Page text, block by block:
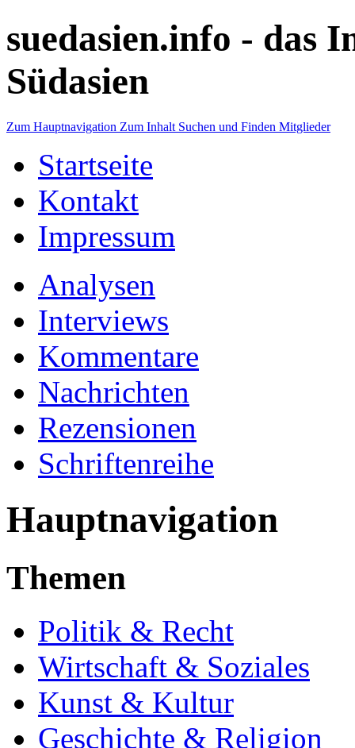
suedasien.info - das
Südasien
Zum Hauptnavigation Zum Inhalt Suchen und Finden Mitglieder
Startseite
Kontakt
Impressum
Analysen
Interviews
Kommentare
Nachrichten
Rezensionen
Schriftenreihe
Hauptnavigation
Themen
Politik & Recht
Wirtschaft & Soziales
Kunst & Kultur
Geschichte & Religion